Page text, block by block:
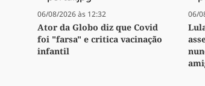
06/08/2026 às 12:32
Ator da Globo diz que Covid
foi "farsa" e critica vacinação
infantil
06/